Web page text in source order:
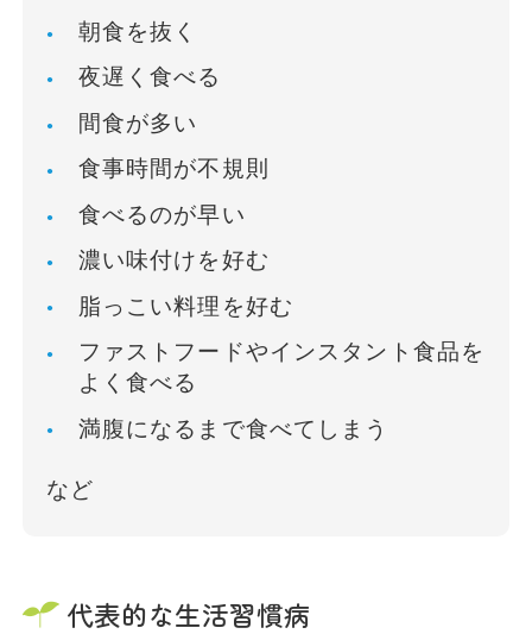
朝食を抜く
夜遅く食べる
間食が多い
食事時間が不規則
食べるのが早い
濃い味付けを好む
脂っこい料理を好む
ファストフードやインスタント食品を
よく食べる
満腹になるまで食べてしまう
など
代表的な生活習慣病